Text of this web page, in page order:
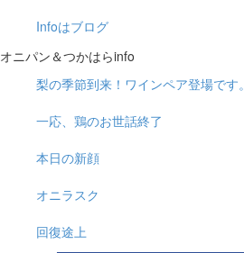
Infoはブログ
オニパン＆つかはらinfo
梨の季節到来！ワインペア登場です。
一応、鶏のお世話終了
本日の新顔
オニラスク
回復途上